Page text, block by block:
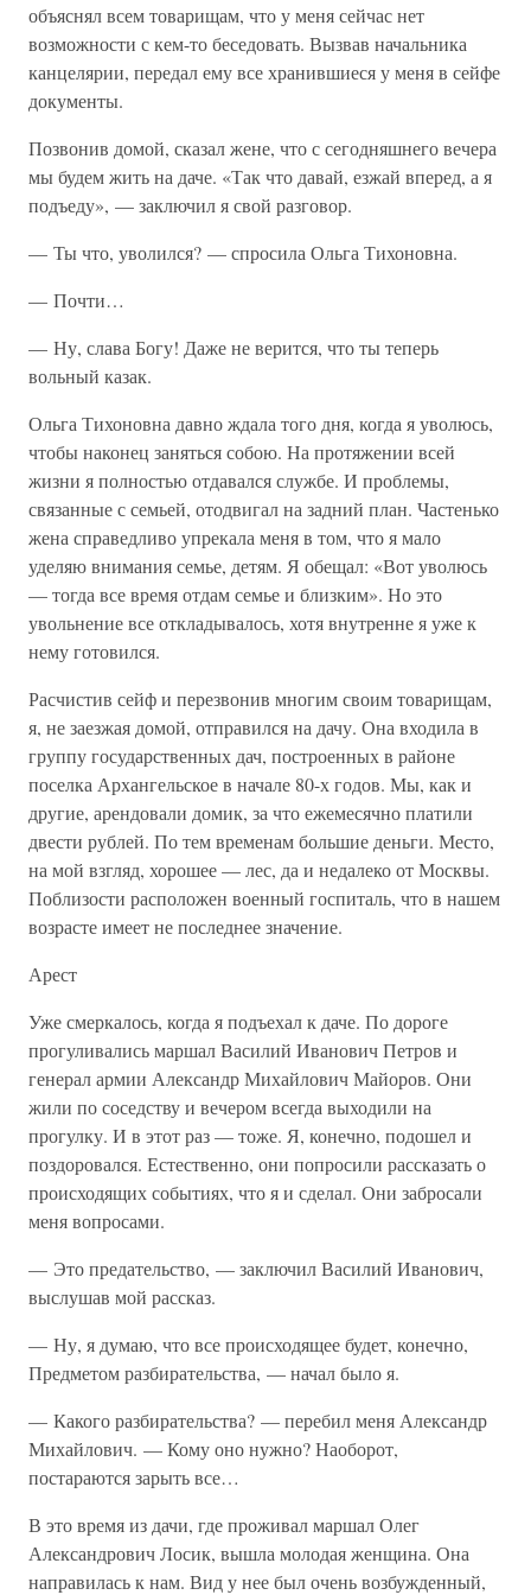
объяснял всем товарищам, что у меня сейчас нет
возможности с кем-то беседовать. Вызвав начальника
канцелярии, передал ему все хранившиеся у меня в сейфе
документы.
Позвонив домой, сказал жене, что с сегодняшнего вечера
мы будем жить на даче. «Так что давай, езжай вперед, а я
подъеду», — заключил я свой разговор.
— Ты что, уволился? — спросила Ольга Тихоновна.
— Почти…
— Ну, слава Богу! Даже не верится, что ты теперь
вольный казак.
Ольга Тихоновна давно ждала того дня, когда я уволюсь,
чтобы наконец заняться собою. На протяжении всей
жизни я полностью отдавался службе. И проблемы,
связанные с семьей, отодвигал на задний план. Частенько
жена справедливо упрекала меня в том, что я мало
уделяю внимания семье, детям. Я обещал: «Вот уволюсь
— тогда все время отдам семье и близким». Но это
увольнение все откладывалось, хотя внутренне я уже к
нему готовился.
Расчистив сейф и перезвонив многим своим товарищам,
я, не заезжая домой, отправился на дачу. Она входила в
группу государственных дач, построенных в районе
поселка Архангельское в начале 80-х годов. Мы, как и
другие, арендовали домик, за что ежемесячно платили
двести рублей. По тем временам большие деньги. Место,
на мой взгляд, хорошее — лес, да и недалеко от Москвы.
Поблизости расположен военный госпиталь, что в нашем
возрасте имеет не последнее значение.
Арест
Уже смеркалось, когда я подъехал к даче. По дороге
прогуливались маршал Василий Иванович Петров и
генерал армии Александр Михайлович Майоров. Они
жили по соседству и вечером всегда выходили на
прогулку. И в этот раз — тоже. Я, конечно, подошел и
поздоровался. Естественно, они попросили рассказать о
происходящих событиях, что я и сделал. Они забросали
меня вопросами.
— Это предательство, — заключил Василий Иванович,
выслушав мой рассказ.
— Ну, я думаю, что все происходящее будет, конечно,
Предметом разбирательства, — начал было я.
— Какого разбирательства? — перебил меня Александр
Михайлович. — Кому оно нужно? Наоборот,
постараются зарыть все…
В это время из дачи, где проживал маршал Олег
Александрович Лосик, вышла молодая женщина. Она
направилась к нам. Вид у нее был очень возбужденный,